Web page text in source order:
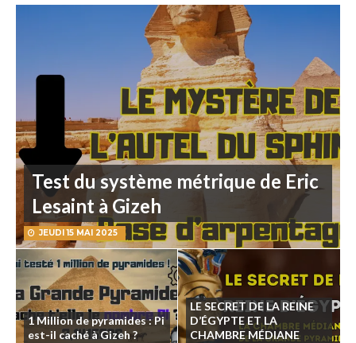
Test du système métrique de Eric
Lesaint à Gizeh
JEUDI 15 MAI 2025
1 Million de pyramides : Pi
est-il caché à Gizeh ?
LE SECRET DE LA REINE
D’ÉGYPTE ET LA
CHAMBRE MÉDIANE